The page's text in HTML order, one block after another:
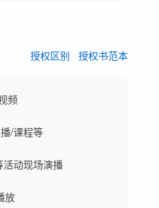
授权区别 授权书范本
频
/课程等
动现场演播
放